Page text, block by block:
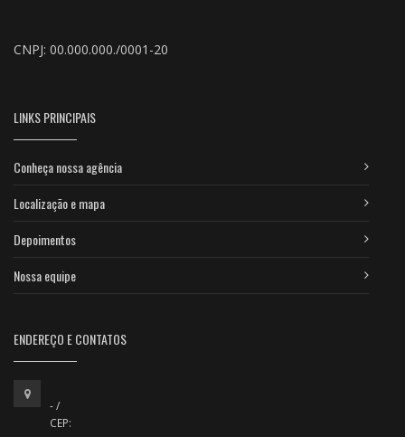
CNPJ: 00.000.000./0001-20
LINKS PRINCIPAIS
Conheça nossa agência
Localização e mapa
Depoimentos
Nossa equipe
ENDEREÇO E CONTATOS
- /
CEP: